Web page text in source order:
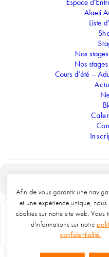
Espace
Alaeti
Liste
Nos
Nos
Cours d’été –
Toute la journée
Localisation
Rue Lola Bobesco 5, 1200
Get
Directions
Afin de vous garantir une
et une expérience unique, nous
cookies sur notre site web. Vous
d'informations sur notre
confidentialité.